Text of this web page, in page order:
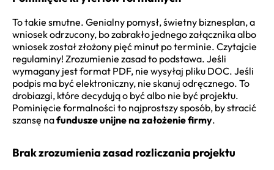
To takie smutne. Genialny pomysł, świetny biznesplan, a
wniosek odrzucony, bo zabrakło jednego załącznika albo
wniosek został złożony pięć minut po terminie. Czytajcie
regulaminy! Zrozumienie zasad to podstawa. Jeśli
wymagany jest format PDF, nie wysyłaj pliku DOC. Jeśli
podpis ma być elektroniczny, nie skanuj odręcznego. To
drobiazgi, które decydują o być albo nie być projektu.
Pominięcie formalności to najprostszy sposób, by stracić
szansę nafundusze unijne na założenie firmy.
Brak zrozumienia zasad rozliczania projektu